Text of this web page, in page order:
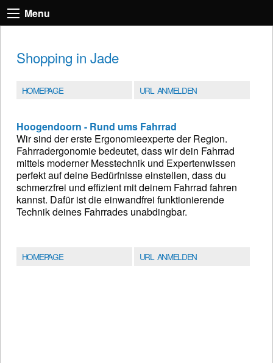
Menu
Shopping in Jade
HOMEPAGE URL ANMELDEN
Hoogendoorn - Rund ums Fahrrad
Wir sind der erste Ergonomieexperte der Region.
Fahrradergonomie bedeutet, dass wir dein Fahrrad
mittels moderner Messtechnik und Expertenwissen
perfekt auf deine Bedürfnisse einstellen, dass du
schmerzfrei und effizient mit deinem Fahrrad fahren
kannst. Dafür ist die einwandfrei funktionierende
Technik deines Fahrrades unabdingbar.
HOMEPAGE URL ANMELDEN